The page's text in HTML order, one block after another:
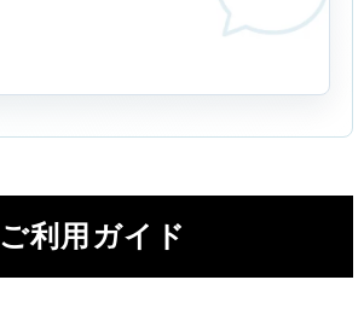
ご利用ガイド